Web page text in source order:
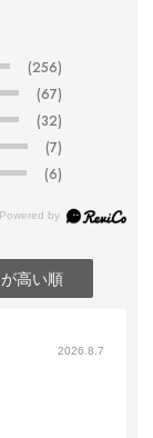
(256)
(67)
(32)
(7)
(6)
高い順
2026.8.7